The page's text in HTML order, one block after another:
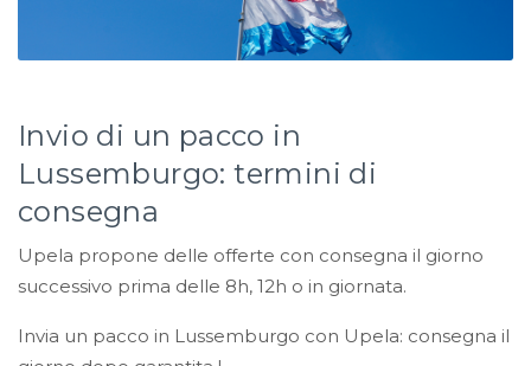
Invio di un pacco in
Lussemburgo: termini di
consegna
Upela propone delle offerte con consegna il giorno
successivo prima delle 8h, 12h o in giornata.
Invia un pacco in Lussemburgo con Upela: consegna il